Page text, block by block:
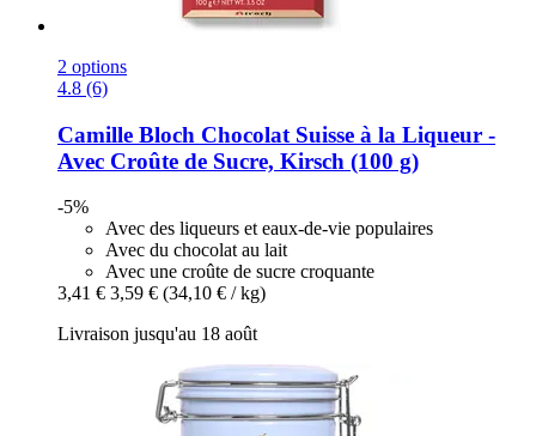
2 options
4.8 (6)
Camille Bloch Chocolat Suisse à la Liqueur -​
Avec Croûte de Sucre, Kirsch (100 g)
-5%
Avec des liqueurs et eaux-de-vie populaires
Avec du chocolat au lait
Avec une croûte de sucre croquante
3,41 € 3,59 € (34,10 € / kg)
Livraison jusqu'au 18 août